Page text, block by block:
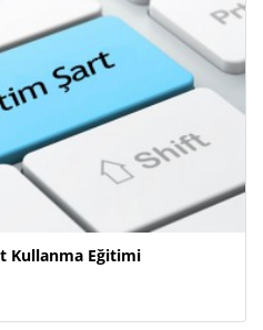
Kullanma Eğitimi